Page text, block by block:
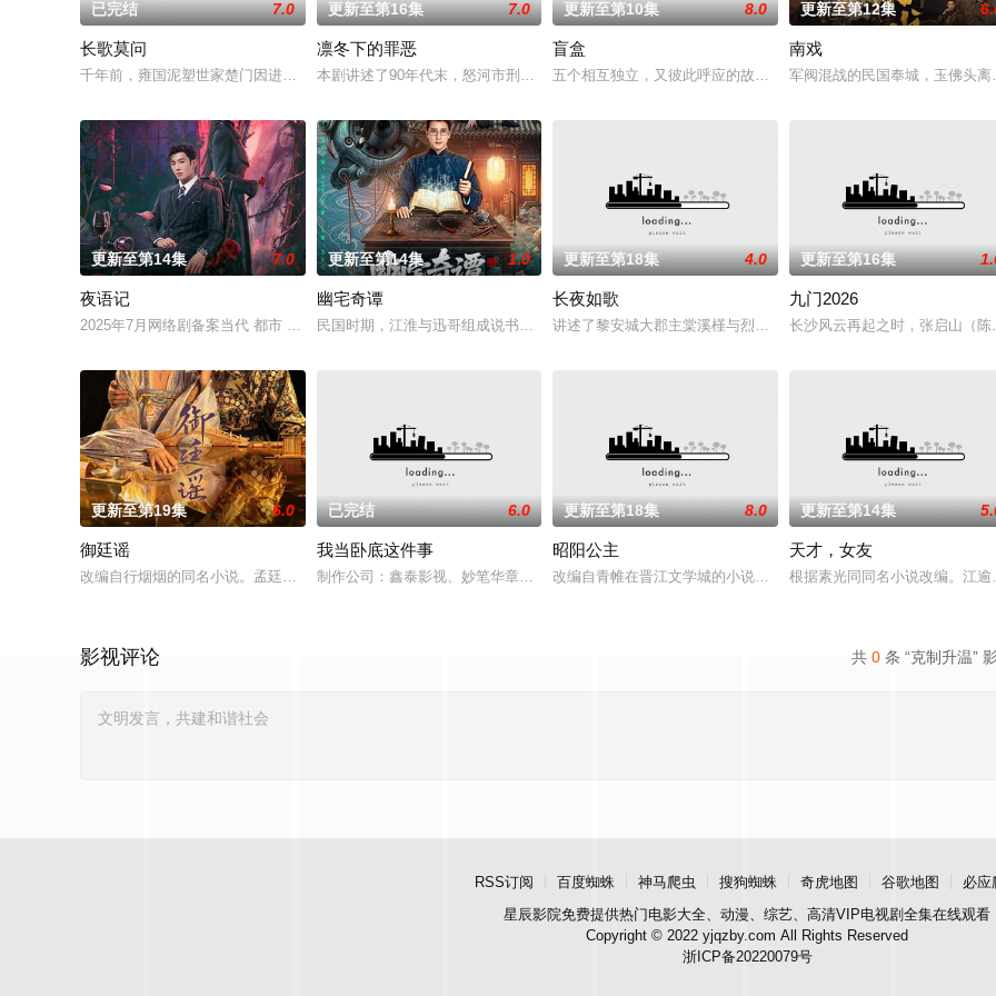
已完结 7.0
长歌莫问
千年前，雍国泥塑世家楚门因进贡的“十二生肖”离奇流血炸裂，惨遭满门流放，楚父以死鸣冤。楚家大小姐楚梓鸢带
更新至第16集 7.0
凛冬下的罪恶
本剧讲述了90年代末，怒河市刑侦支队在无普及监控、无DNA鉴定技术的支持下，通过摸排、勘查等传统刑
更新至第10集 8.0
盲盒
五个相互独立，又彼此呼应的故事——用一场精心策划的“夏令营”完成
更新至第12集
南戏
军阀混战的民国奉城，玉佛头
更新至第14集 7.0
夜语记
2025年7月网络剧备案当代 都市 海南越酷文化传媒有限公司
更新至第14集 1.0
幽宅奇谭
民国时期，江淮与迅哥组成说书班子，偶遇“白天人住屋，晚上鬼占房”的阴阳宅，江淮被掳走配“阴婚”。他与
更新至第18集 4.0
长夜如歌
讲述了黎安城大郡主棠溪槿与烈云峥之间曲折动人的情感，以及他们
更新至第16集
九门2026
长沙风云再起之时，张启山（
更新至第19集 6.0
御廷谣
改编自行烟烟的同名小说。孟廷辉，大平王朝有史以来个以女子进士科三元及第入翰林院的奇女子。十年前的她被他从
已完结 6.0
我当卧底这件事
制作公司：鑫泰影视、妙笔华章题材：警匪、反诈规格：15分钟X24集拍摄地点：广东出品人：郑伟、梁可
更新至第18集 8.0
昭阳公主
改编自青帷在晋江文学城的小说《平阳公主》。
更新至第14集
天才，女友
根据素光同同名小说改编。江
共 0 条 “克制升温”
影视评论
RSS订阅 百度蜘蛛 神马爬虫 搜狗蜘蛛 奇虎地图 谷歌地图
必应
星辰影院免费提供热门电影大全、动漫、综艺、高清VIP电视剧全集在线观看
Copyright © 2022 yjqzby.com All Rights Reserved
浙ICP备20220079号